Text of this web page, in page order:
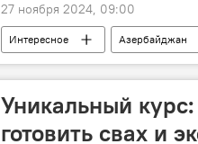
27 ноября 2024, 09:00
Интересное Азербайджан
Музыка
Телевидение
Справка
Уникальный
готовить свах и